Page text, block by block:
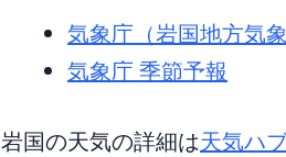
気象庁（岩国地方気象
気象庁 季節予報
岩国の天気の詳細は天気ハ